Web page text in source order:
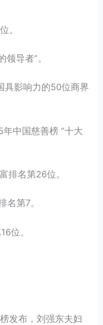
。
导者”。
具影响力的50位商界
中国慈善榜 “十大
排名第26位。
名第7。
位。
发布，刘强东夫妇